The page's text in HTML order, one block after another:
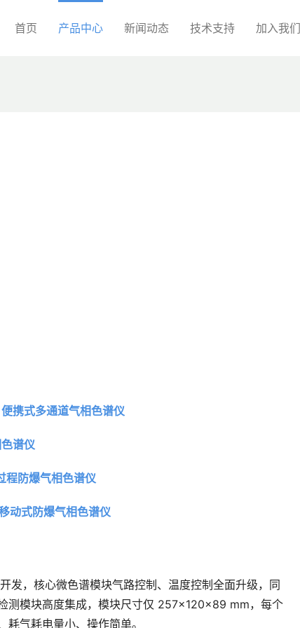
首页 产品中心 新闻动态 技术支持 加入我们
便携式多通道气相色谱仪
谱仪
防爆气相色谱仪
动式防爆气相色谱仪
，核心微色谱模块气路控制、温度控制全面升级，同
测模块高度集成，模块尺寸仅 257×120×89 mm，每个
气耗电量小、操作简单。